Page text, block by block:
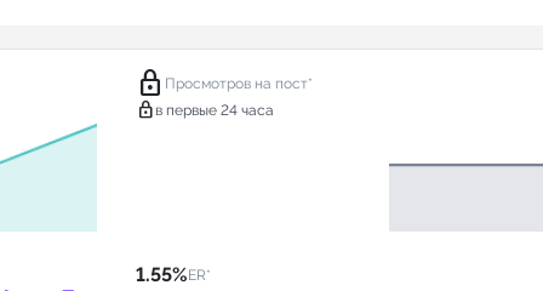
lock Просмотров на пост*
lock в первые 24 часа
1.55%ER*